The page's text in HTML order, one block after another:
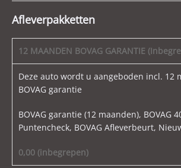
Afleverpakketten
12 MAANDEN BOVAG GARANTIE
Deze auto wordt u aangeboden incl. 12
BOVAG garantie
BOVAG garantie (12 maanden), BOVAG
Puntencheck, BOVAG Afleverbeurt,
0,00 (inbegrepen)